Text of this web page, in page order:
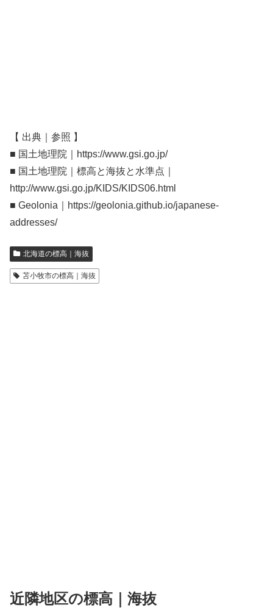
【 出典｜参照 】
■ 国土地理院｜https://www.gsi.go.jp/
■ 国土地理院｜標高と海抜と水準点｜
http://www.gsi.go.jp/KIDS/KIDS06.html
■ Geolonia｜https://geolonia.github.io/japanese-
addresses/
北海道の標高｜海抜
苫小牧市の標高｜海抜
近隣地区の標高｜海抜